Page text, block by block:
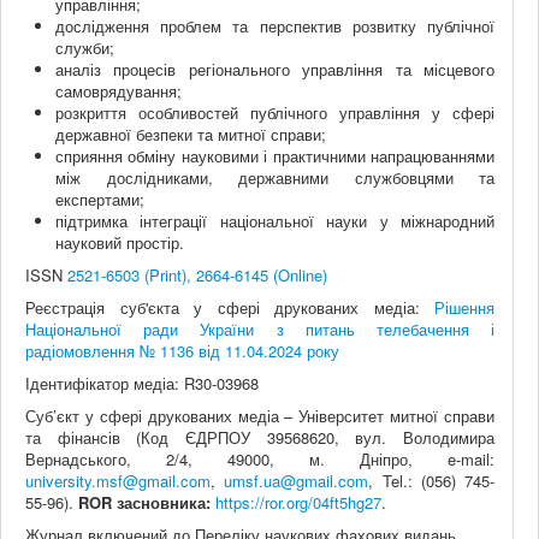
дослідження проблем та перспектив розвитку публічної
служби;
аналіз процесів регіонального управління та місцевого
самоврядування;
розкриття особливостей публічного управління у сфері
державної безпеки та митної справи;
сприяння обміну науковими і практичними напрацюваннями
між дослідниками, державними службовцями та
експертами;
підтримка інтеграції національної науки у міжнародний
науковий простір.
ISSN 2521-6503 (Print), 2664-6145 (Online)
Реєстрація суб'єкта у сфері друкованих медіа: Рішення
Національної ради України з питань телебачення і
радіомовлення № 1136 від 11.04.2024 року
Ідентифікатор медіа: R30-03968
Суб’єкт у сфері друкованих медіа – Університет митної справи
та фінансів (Код ЄДРПОУ 39568620, вул. Володимира
Вернадського, 2/4, 49000, м. Дніпро, e-mail:
university.msf@gmail.com,umsf.ua@gmail.com, Tel.: (056) 745-
55-96). ROR засновника: https://ror.org/04ft5hg27.